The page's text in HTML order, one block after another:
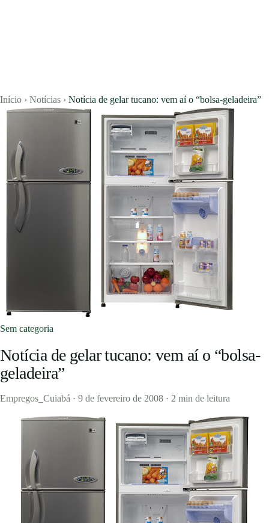
Vagas
Currículos
Entrar
Início › Notícias › Notícia de gelar tucano: vem aí o “bolsa-geladeira”
Sem categoria
Notícia de gelar tucano: vem aí o “bolsa-
geladeira”
Empregos_Cuiabá · 9 de fevereiro de 2008 · 2 min de leitura